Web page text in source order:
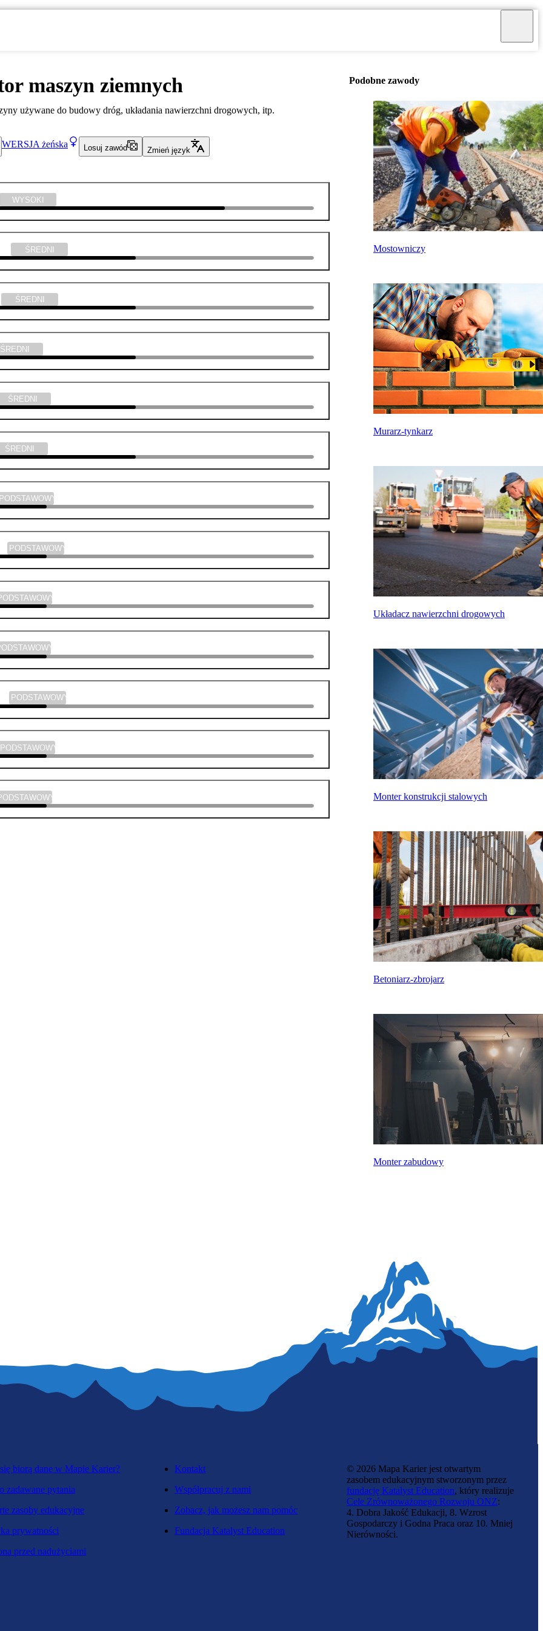
maszyn ziemnych
używane do budowy dróg, układania nawierzchni drogowych, itp.
WERSJA żeńska Losuj zawód Zmień język
WYSOKI
ŚREDNI
ŚREDNI
ŚREDNI
ŚREDNI
ŚREDNI
PODSTAWOWY
PODSTAWOWY
PODSTAWOWY
PODSTAWOWY
PODSTAWOWY
PODSTAWOWY
PODSTAWOWY
Podobne zawody
Mostowniczy
Murarz-tynkarz
Układacz nawierzchni drogowych
Monter konstrukcji stalowych
Betoniarz-zbrojarz
Monter zabudowy
biorą dane w Mapie Karier?
zadawane pytania
zasoby edukacyjne
prywatności
przed nadużyciami
Kontakt
Współpracuj z nami
Zobacz, jak możesz nam pomóc
Fundacja Katalyst Education
© 2026 Mapa Karier jest otwartym
zasobem edukacyjnym stworzonym przez
fundację Katalyst Education, który realizuje
Cele Zrównoważonego Rozwoju ONZ:
4. Dobra Jakość Edukacji, 8. Wzrost
Gospodarczy i Godna Praca oraz 10. Mniej
Nierówności.